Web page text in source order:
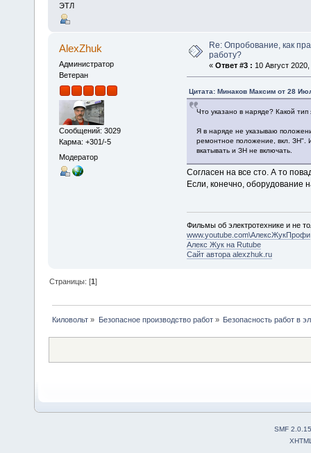
ЭТЛ
AlexZhuk
Администратор
Ветеран
Сообщений: 3029
Карма: +301/-5
Модератор
Re: Опробование, как
работу?
« Ответ #3 : 10 Август
Цитата: Минаков Максим от 28
Что указано в наряде? Какой
Я в наряде не указываю
ремонтное положение, вкл. ЗН".
вкатывать и ЗН не включать.
Согласен на все сто. А то
Если, конечно, оборудование
Фильмы об электротехнике и не
www.youtube.com\АлексЖукПрофи
Алекс Жук на Rutube
Сайт автора alexzhuk.ru
Страницы: [1]
Киловольт » Безопасное производство работ» Безопасность работ в
SMF 2.0.15